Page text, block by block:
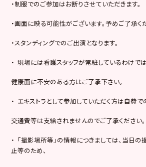
・制服でのご参加はお断りさせていただきます。
・画面に映る可能性がございます。予めご了承く
・スタンディングでのご出演となります。
・ 現場には看護スタッフが常駐しているわけで
健康面に不安のある方はご了承下さい。
・ エキストラとして参加していただく方は自費で
交通費等は支給されませんのでご了承ください。
・ 「撮影場所等」の情報につきましては、当日
止等のため、